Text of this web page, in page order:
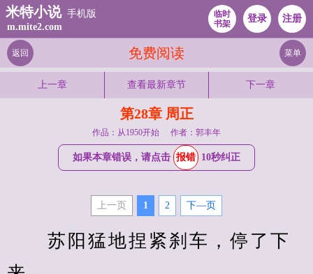
米特小说 手机版
m.mite2.com
临时
书架
登录 注册
免费阅读
返回 菜单
上一章 查看最新章节 下一章
第28章 周正
作品：从1950开始 作者：郭丰年
如果本章错误，请点击 报错 10秒纠正
上一页 1 2 下—页
苏阳猛地捏紧刹车，停了下